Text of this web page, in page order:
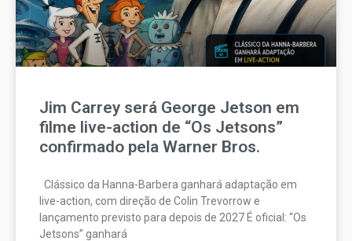
Jim Carrey será George Jetson em
filme live-action de “Os Jetsons”
confirmado pela Warner Bros.
Clássico da Hanna-Barbera ganhará adaptação em
live-action, com direção de Colin Trevorrow e
lançamento previsto para depois de 2027 É oficial: “Os
Jetsons” ganhará